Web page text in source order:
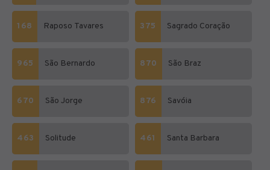
168 Raposo Tavares 375 Sagrado Coração
965 São Bernardo 870 São Braz
670 São Jorge 876 Savóia
463 Solitude 461 Santa Barbara